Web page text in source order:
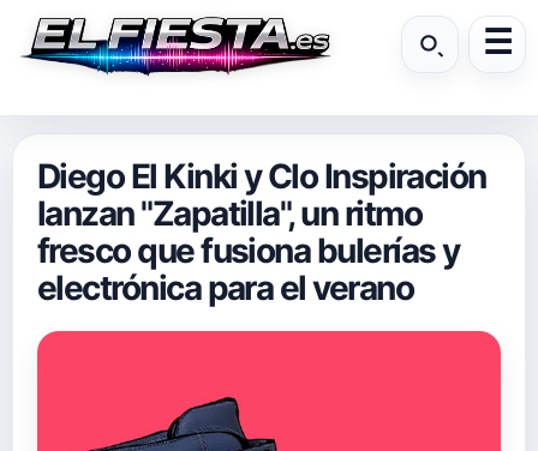
Diego El Kinki y Clo Inspiración
lanzan "Zapatilla", un ritmo
fresco que fusiona bulerías y
electrónica para el verano